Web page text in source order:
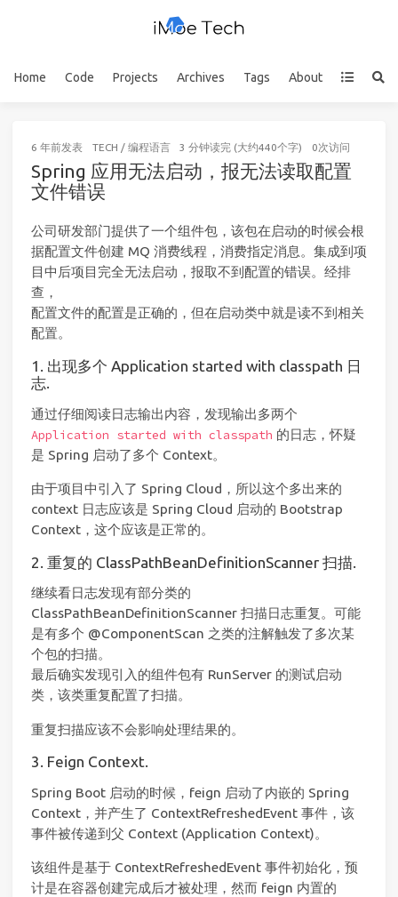
Home Code Projects Archives Tags About
6 年前发表 TECH / 编程语言 3 分钟读完 (大约440个字) 0次访问
Spring 应用无法启动，报无法读取配置
文件错误
公司研发部门提供了一个组件包，该包在启动的时候会根
据配置文件创建 MQ 消费线程，消费指定消息。集成到项
目中后项目完全无法启动，报取不到配置的错误。经排
查，
配置文件的配置是正确的，但在启动类中就是读不到相关
配置。
1. 出现多个 Application started with classpath 日
志.
通过仔细阅读日志输出内容，发现输出多两个
Application started with classpath 的日志，怀疑
是 Spring 启动了多个 Context。
由于项目中引入了 Spring Cloud，所以这个多出来的
context 日志应该是 Spring Cloud 启动的 Bootstrap
Context，这个应该是正常的。
2. 重复的 ClassPathBeanDefinitionScanner 扫描.
继续看日志发现有部分类的
ClassPathBeanDefinitionScanner 扫描日志重复。可能
是有多个 @ComponentScan 之类的注解触发了多次某
个包的扫描。
最后确实发现引入的组件包有 RunServer 的测试启动
类，该类重复配置了扫描。
重复扫描应该不会影响处理结果的。
3. Feign Context.
Spring Boot 启动的时候，feign 启动了内嵌的 Spring
Context，并产生了 ContextRefreshedEvent 事件，该
事件被传递到父 Context (Application Context)。
该组件是基于 ContextRefreshedEvent 事件初始化，预
计是在容器创建完成后才被处理，然而 feign 内置的